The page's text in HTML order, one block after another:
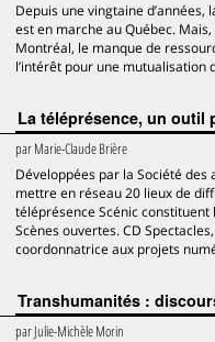
Depuis une vingtaine
est en marche au Québec.
Montréal, le manque de
l’intérêt pour une mutualisation
La téléprésence, un outil
parMarie-Claude Brière
Développées par la Société
mettre en réseau 20 lieux de
téléprésence Scénic constituent
Scènes ouvertes. CD
coordonnatrice aux projets
Transhumanités :
parJulie-Michèle Morin